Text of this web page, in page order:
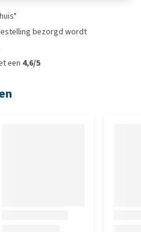
bezorgd wordt
een 4,6/5